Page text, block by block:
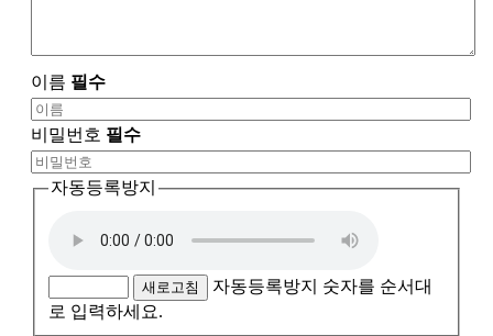
이름 필수
비밀번호 필수
자동등록방지
새로고침
자동등록방지 숫자를 순서대
로 입력하세요.